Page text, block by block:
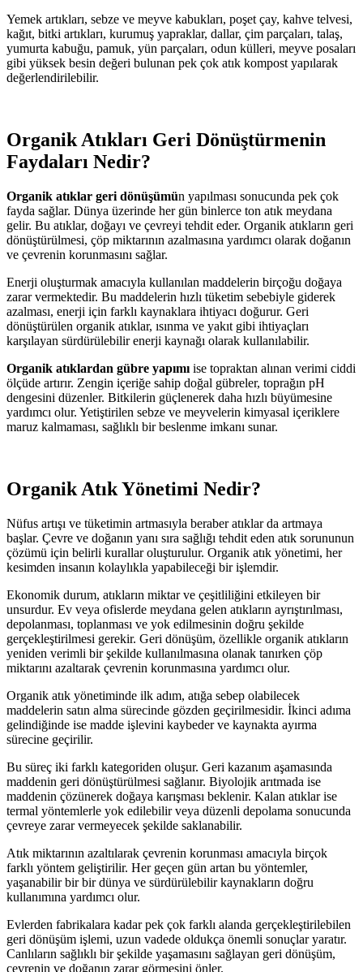
Yemek artıkları, sebze ve meyve kabukları, poşet çay, kahve telvesi,
kağıt, bitki artıkları, kurumuş yapraklar, dallar, çim parçaları, talaş,
yumurta kabuğu, pamuk, yün parçaları, odun külleri, meyve posaları
gibi yüksek besin değeri bulunan pek çok atık kompost yapılarak
değerlendirilebilir.
Organik Atıkları Geri Dönüştürmenin
Faydaları Nedir?
Organik atıklar geri dönüşümün yapılması sonucunda pek çok
fayda sağlar. Dünya üzerinde her gün binlerce ton atık meydana
gelir. Bu atıklar, doğayı ve çevreyi tehdit eder. Organik atıkların geri
dönüştürülmesi, çöp miktarının azalmasına yardımcı olarak doğanın
ve çevrenin korunmasını sağlar.
Enerji oluşturmak amacıyla kullanılan maddelerin birçoğu doğaya
zarar vermektedir. Bu maddelerin hızlı tüketim sebebiyle giderek
azalması, enerji için farklı kaynaklara ihtiyacı doğurur. Geri
dönüştürülen organik atıklar, ısınma ve yakıt gibi ihtiyaçları
karşılayan sürdürülebilir enerji kaynağı olarak kullanılabilir.
Organik atıklardan gübre yapımı ise topraktan alınan verimi ciddi
ölçüde artırır. Zengin içeriğe sahip doğal gübreler, toprağın pH
dengesini düzenler. Bitkilerin güçlenerek daha hızlı büyümesine
yardımcı olur. Yetiştirilen sebze ve meyvelerin kimyasal içeriklere
maruz kalmaması, sağlıklı bir beslenme imkanı sunar.
Organik Atık Yönetimi Nedir?
Nüfus artışı ve tüketimin artmasıyla beraber atıklar da artmaya
başlar. Çevre ve doğanın yanı sıra sağlığı tehdit eden atık sorununun
çözümü için belirli kurallar oluşturulur. Organik atık yönetimi, her
kesimden insanın kolaylıkla yapabileceği bir işlemdir.
Ekonomik durum, atıkların miktar ve çeşitliliğini etkileyen bir
unsurdur. Ev veya ofislerde meydana gelen atıkların ayrıştırılması,
depolanması, toplanması ve yok edilmesinin doğru şekilde
gerçekleştirilmesi gerekir. Geri dönüşüm, özellikle organik atıkların
yeniden verimli bir şekilde kullanılmasına olanak tanırken çöp
miktarını azaltarak çevrenin korunmasına yardımcı olur.
Organik atık yönetiminde ilk adım, atığa sebep olabilecek
maddelerin satın alma sürecinde gözden geçirilmesidir. İkinci adıma
gelindiğinde ise madde işlevini kaybeder ve kaynakta ayırma
sürecine geçirilir.
Bu süreç iki farklı kategoriden oluşur. Geri kazanım aşamasında
maddenin geri dönüştürülmesi sağlanır. Biyolojik arıtmada ise
maddenin çözünerek doğaya karışması beklenir. Kalan atıklar ise
termal yöntemlerle yok edilebilir veya düzenli depolama sonucunda
çevreye zarar vermeyecek şekilde saklanabilir.
Atık miktarının azaltılarak çevrenin korunması amacıyla birçok
farklı yöntem geliştirilir. Her geçen gün artan bu yöntemler,
yaşanabilir bir bir dünya ve sürdürülebilir kaynakların doğru
kullanımına yardımcı olur.
Evlerden fabrikalara kadar pek çok farklı alanda gerçekleştirilebilen
geri dönüşüm işlemi, uzun vadede oldukça önemli sonuçlar yaratır.
Canlıların sağlıklı bir şekilde yaşamasını sağlayan geri dönüşüm,
çevrenin ve doğanın zarar görmesini önler.